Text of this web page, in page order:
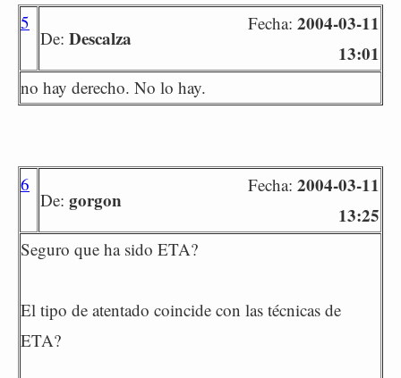
5
De: Descalza
Fecha: 2004-03-11
13:01
no hay derecho. No lo hay.
6
De: gorgon
Fecha: 2004-03-11
13:25
Seguro que ha sido ETA?
El tipo de atentado coincide con las técnicas de
ETA?